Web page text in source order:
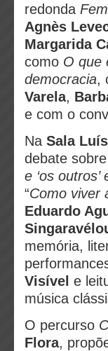
redonda
Agnès
Margarida
como O que
democracia,
Varela,
e com o
Na Sala
debate
e ‘os
“Como viver
Eduardo
memória,
Visível e
música
O percurso
Flora,